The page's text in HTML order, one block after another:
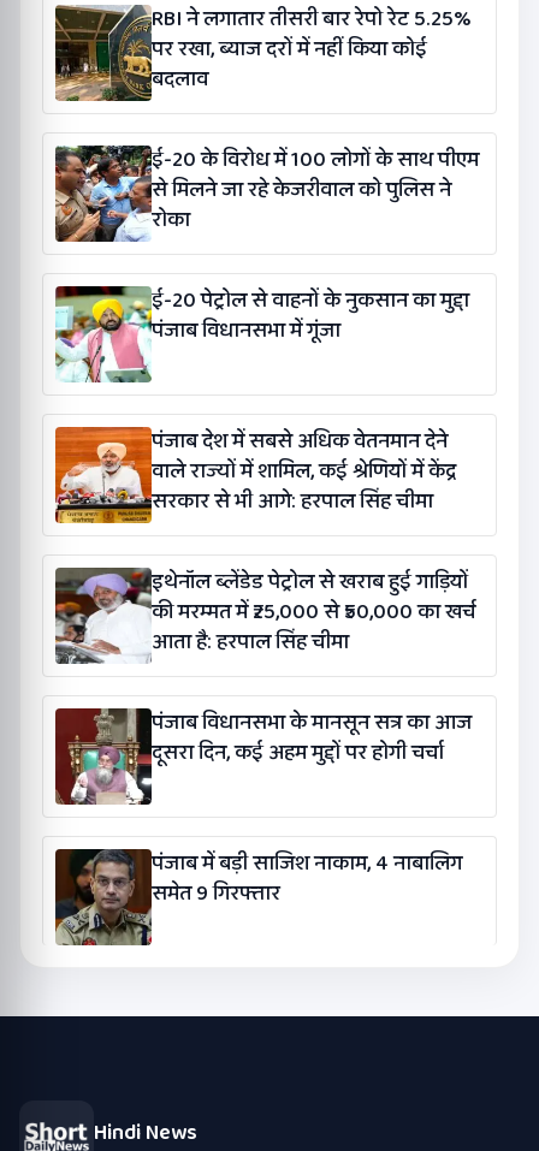
RBI ने लगातार तीसरी बार रेपो रेट 5.25%
पर रखा, ब्याज दरों में नहीं किया कोई
बदलाव
ई-20 के विरोध में 100 लोगों के साथ पीएम
से मिलने जा रहे केजरीवाल को पुलिस ने
रोका
ई-20 पेट्रोल से वाहनों के नुकसान का मुद्दा
पंजाब विधानसभा में गूंजा
पंजाब देश में सबसे अधिक वेतनमान देने
वाले राज्यों में शामिल, कई श्रेणियों में केंद्र
सरकार से भी आगे: हरपाल सिंह चीमा
इथेनॉल ब्लेंडेड पेट्रोल से खराब हुई गाड़ियों
की मरम्मत में ₹25,000 से ₹50,000 का खर्च
आता है: हरपाल सिंह चीमा
पंजाब विधानसभा के मानसून सत्र का आज
दूसरा दिन, कई अहम मुद्दों पर होगी चर्चा
पंजाब में बड़ी साजिश नाकाम, 4 नाबालिग
समेत 9 गिरफ्तार
Hindi News